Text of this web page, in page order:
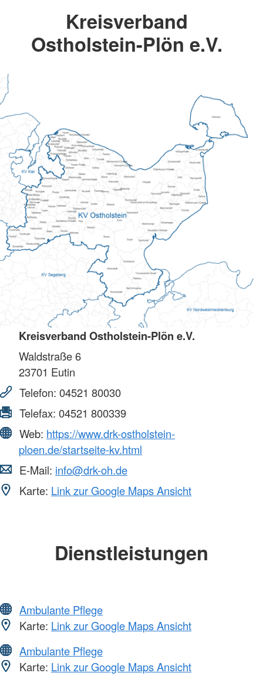
Kreisverband
Ostholstein-Plön e.V.
Kreisverband Ostholstein-Plön e.V.
Waldstraße 6
23701 Eutin
Telefon: 04521 80030
Telefax: 04521 800339
Web: https://www.drk-ostholstein-
ploen.de/startseite-kv.html
E-Mail: info@drk-oh.de
Karte: Link zur Google Maps Ansicht
Dienstleistungen
Ambulante Pflege
Karte: Link zur Google Maps Ansicht
Ambulante Pflege
Karte: Link zur Google Maps Ansicht